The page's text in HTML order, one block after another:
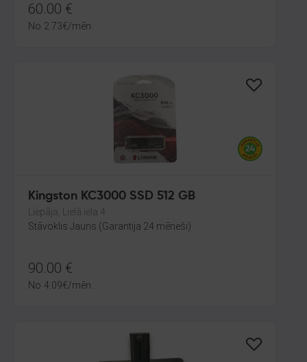
60.00 €
No 2.73€/mēn.
Kingston KC3000 SSD 512 GB
Liepāja, Lielā iela 4
Stāvoklis Jauns (Garantija 24 mēneši)
90.00 €
No 4.09€/mēn.